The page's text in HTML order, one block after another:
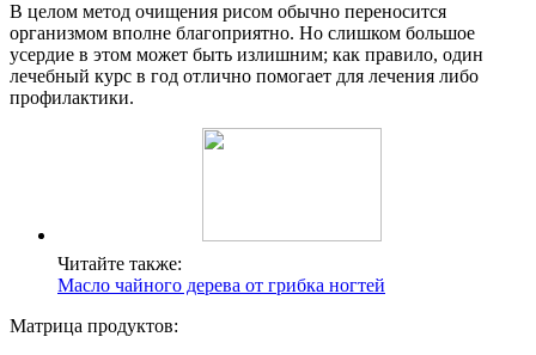
В целом метод очищения рисом обычно переносится
организмом вполне благоприятно. Но слишком большое
усердие в этом может быть излишним; как правило, один
лечебный курс в год отлично помогает для лечения либо
профилактики.
Читайте также:
Масло чайного дерева от грибка ногтей
Матрица продуктов: